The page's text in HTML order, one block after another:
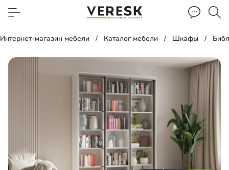
Интернет-магазин мебели Каталог мебели Шкафы